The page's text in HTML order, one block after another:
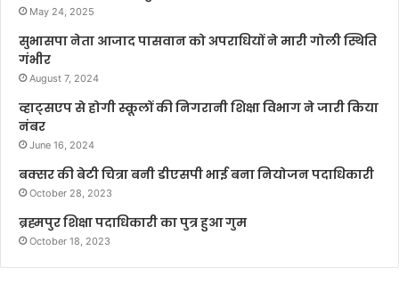
May 24, 2025
सुभासपा नेता आजाद पासवान को अपराधियों ने मारी गोली स्थिति
गंभीर
August 7, 2024
व्हाट्सएप से होगी स्कूलों की निगरानी शिक्षा विभाग ने जारी किया
नंबर
June 16, 2024
बक्सर की बेटी चित्रा बनी डीएसपी भाई बना नियोजन पदाधिकारी
October 28, 2023
ब्रह्मपुर शिक्षा पदाधिकारी का पुत्र हुआ गुम
October 18, 2023